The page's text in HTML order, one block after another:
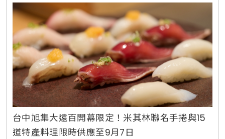
台中旭集大遠百開幕限定！米其林聯名手捲與15
道特產料理限時供應至9月7日